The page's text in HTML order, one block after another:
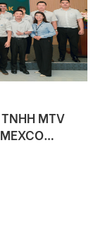
TẠO HÀ
LỰC
SINH THỦ